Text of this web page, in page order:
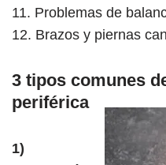
11. Problemas de
12. Brazos y piernas
3 tipos comunes
periférica
1)